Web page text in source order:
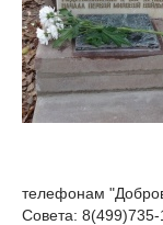
телефонам
Совета: